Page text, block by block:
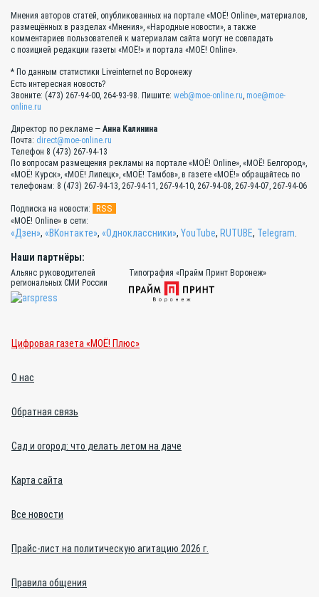
Мнения авторов статей, опубликованных на портале «МОЁ! Online», материалов,
размещённых в разделах «Мнения», «Народные новости», а также
комментариев пользователей к материалам сайта могут не совпадать
с позицией редакции газеты «МОЁ!» и портала «МОЁ! Online».
* По данным статистики Liveinternet по Воронежу
Есть интересная новость?
Звоните: (473) 267-94-00, 264-93-98. Пишите: web@moe-online.ru, moe@moe-
online.ru
Директор по рекламе — Анна Калинина
Почта: direct@moe-online.ru
Телефон 8 (473) 267-94-13
По вопросам размещения рекламы на портале «МОЁ! Online», «МОЁ! Белгород»,
«МОЁ! Курск», «МОЁ! Липецк», «МОЁ! Тамбов», в газете «МОЁ!» обращайтесь по
телефонам: 8 (473) 267-94-13, 267-94-11, 267-94-10, 267-94-08, 267-94-07, 267-94-06
Подписка на новости: RSS
«МОЁ! Online» в сети:
«Дзен», «ВКонтакте», «Одноклассники», YouTube, RUTUBE, Telegram
Наши партнёры:
Альянс руководителей
региональных СМИ России
Типография «Прайм Принт Воронеж»
Цифровая газета «МОЁ! Плюс»
О нас
Обратная связь
Сад и огород: что делать летом на даче
Карта сайта
Все новости
Прайс-лист на политическую агитацию 2026 г.
Правила общения